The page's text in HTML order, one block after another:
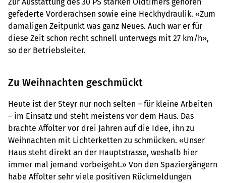
gefederte Vorderachsen sowie eine Heckhydraulik. «Zum
damaligen Zeitpunkt was ganz Neues. Auch war er für
diese Zeit schon recht schnell unterwegs mit 27 km/h»,
so der Betriebsleiter.
Zu Weihnachten geschmückt
Heute ist der Steyr nur noch selten – für kleine Arbeiten
– im Einsatz und steht meistens vor dem Haus. Das
brachte Affolter vor drei Jahren auf die Idee, ihn zu
Weihnachten mit Lichterketten zu schmücken. «Unser
Haus steht direkt an der Hauptstras­se, weshalb hier
immer mal jemand vorbeigeht.» Von den Spaziergängern
habe Affolter sehr viele positiven Rückmeldungen